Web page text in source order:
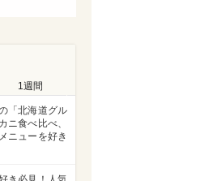
1週間
「北海道グル
ニ食べ比べ、
ニューを好き